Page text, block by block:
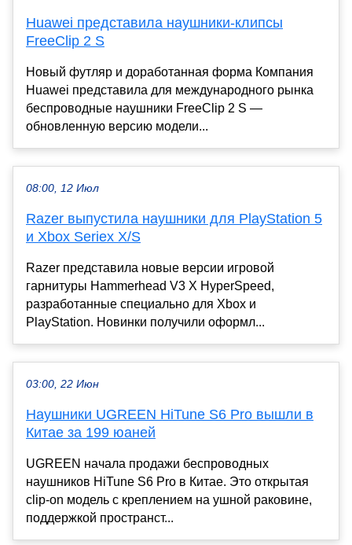
Huawei представила наушники-клипсы
FreeClip 2 S
Новый футляр и доработанная форма Компания
Huawei представила для международного рынка
беспроводные наушники FreeClip 2 S —
обновленную версию модели...
08:00, 12 Июл
Razer выпустила наушники для PlayStation 5
и Xbox Seriex X/S
Razer представила новые версии игровой
гарнитуры Hammerhead V3 X HyperSpeed,
разработанные специально для Xbox и
PlayStation. Новинки получили оформл...
03:00, 22 Июн
Наушники UGREEN HiTune S6 Pro вышли в
Китае за 199 юаней
UGREEN начала продажи беспроводных
наушников HiTune S6 Pro в Китае. Это открытая
clip-on модель с креплением на ушной раковине,
поддержкой пространст...